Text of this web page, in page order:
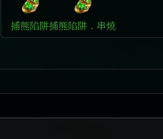
捕熊陷阱捕熊陷阱．串燒